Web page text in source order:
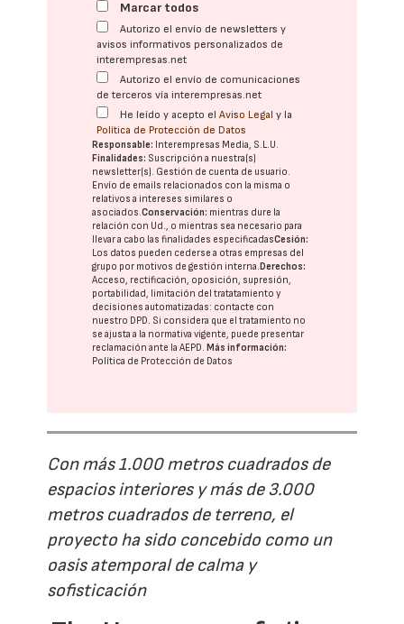
Marcar todos
Autorizo el envío de newsletters y
avisos informativos personalizados de
interempresas.net
Autorizo el envío de comunicaciones
de terceros vía interempresas.net
He leído y acepto elAviso Legal y la
Política de Protección de Datos
Responsable: Interempresas Media, S.L.U.
Finalidades: Suscripción a nuestra(s)
newsletter(s). Gestión de cuenta de usuario.
Envío de emails relacionados con la misma o
relativos a intereses similares o
asociados.Conservación: mientras dure la
relación con Ud., o mientras sea necesario para
llevar a cabo las finalidades especificadasCesión:
Los datos pueden cederse a otras empresas del
grupo por motivos de gestión interna. Derechos:
Acceso, rectificación, oposición, supresión,
portabilidad, limitación del tratatamiento y
decisiones automatizadas: contacte con
nuestro DPD. Si considera que el tratamiento no
se ajusta a la normativa vigente, puede presentar
reclamación ante laAEPD. Más información:
Política de Protección de Datos
Con más 1.000 metros cuadrados de
espacios interiores y más de 3.000
metros cuadrados de terreno, el
proyecto ha sido concebido como un
oasis atemporal de calma y
sofisticación